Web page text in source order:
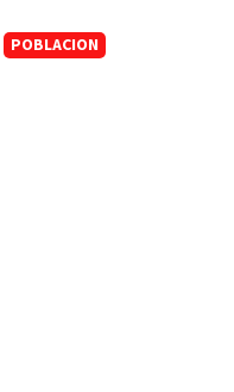
POBLACION